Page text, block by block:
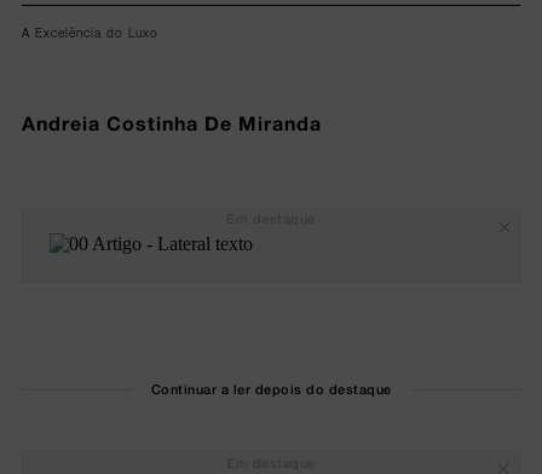
A Excelência do Luxo
Andreia Costinha De Miranda
Continuar a ler depois do destaque